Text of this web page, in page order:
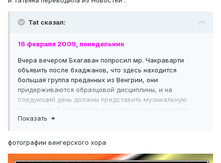
Tat сказал:
16 февраля 2009, понедельник
Вчера вечером Бхагаван попросил мр. Чакраварти
объявить после бхаджанов, что здесь находится
большая группа преданных из Венгрии, они
придерживаются образцовой дисциплины, и на
следующий день должны представить музыкальную
программу. В соответствии с этим сегодня вечером
венгерские преданные выступили с программой
и в 4:45, как только Он появился на сцене, программа
началась. Она длилась более 40 минут, и в конце они
также спели несколько песен на английском языке.
Показать
фотографии венгерского хора